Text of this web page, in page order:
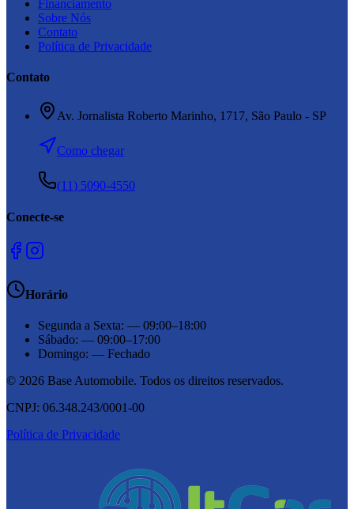
Financiamento
Sobre Nós
Contato
Política de Privacidade
Contato
Av. Jornalista Roberto Marinho, 1717, São Paulo - SP
Como chegar
(11) 5090-4550
Conecte-se
Horário
Segunda a Sexta: — 09:00–18:00
Sábado: — 09:00–17:00
Domingo: — Fechado
© 2026 Base Automobile. Todos os direitos reservados.
CNPJ: 06.348.243/0001-00
Política de Privacidade